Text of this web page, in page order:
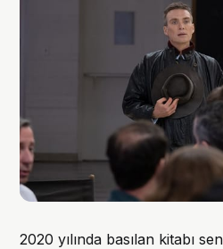
2020 yılında basılan kitabı